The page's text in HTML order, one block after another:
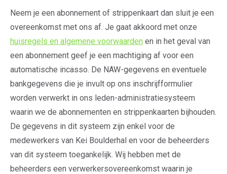
Neem je een abonnement of strippenkaart dan sluit je een
overeenkomst met ons af. Je gaat akkoord met onze
huisregels en algemene voorwaarden en in het geval van
een abonnement geef je een machtiging af voor een
automatische incasso. De NAW-gegevens en eventuele
bankgegevens die je invult op ons inschrijfformulier
worden verwerkt in ons leden-administratiesysteem
waarin we de abonnementen en strippenkaarten bijhouden.
De gegevens in dit systeem zijn enkel voor de
medewerkers van Kei Boulderhal en voor de beheerders
van dit systeem toegankelijk. Wij hebben met de
beheerders een verwerkersovereenkomst waarin je